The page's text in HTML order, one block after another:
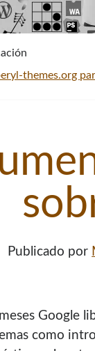
themes.org
Publicado por
Google
como